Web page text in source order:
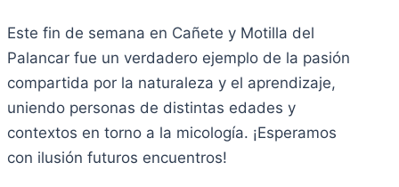
Este fin de semana en Cañete y Motilla del
Palancar fue un verdadero ejemplo de la pasión
compartida por la naturaleza y el aprendizaje,
uniendo personas de distintas edades y
contextos en torno a la micología. ¡Esperamos
con ilusión futuros encuentros!